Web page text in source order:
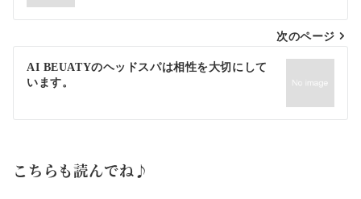
ナ
ビ
ゲ
ー
シ
ン
次のページ
AI BEUATYのヘッドスパは相性を大切にして
います。
こちらも読んでね♪